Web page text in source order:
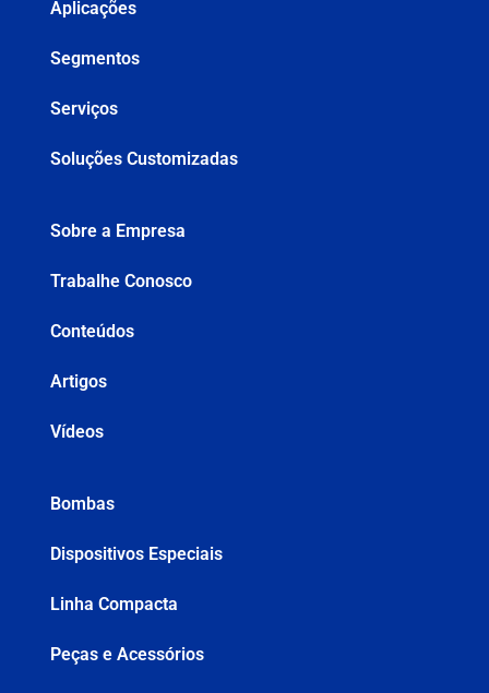
Aplicações
Segmentos
Serviços
Soluções Customizadas
Sobre a Empresa
Trabalhe Conosco
Conteúdos
Artigos
Vídeos
Bombas
Dispositivos Especiais
Linha Compacta
Peças e Acessórios